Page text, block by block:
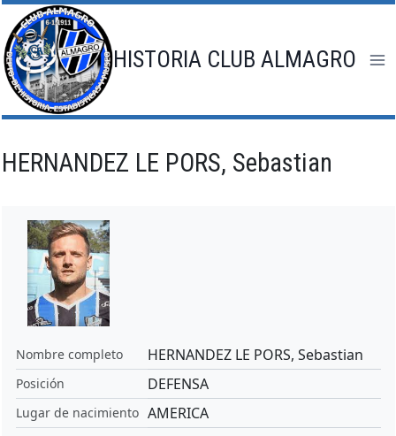
Saltar
al
contenido
HISTORIA CLUB ALMAGRO
HERNANDEZ LE PORS, Sebastian
Nombre completo HERNANDEZ LE PORS, Sebastian
Posición DEFENSA
Lugar de nacimiento AMERICA